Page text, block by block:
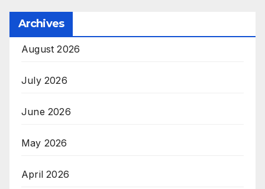
Archives
August 2026
July 2026
June 2026
May 2026
April 2026